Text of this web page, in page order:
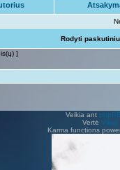
Rodyti
]
Veikia ant
Vertė Vilius
Karma functions